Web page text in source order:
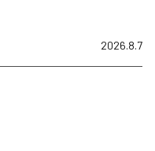
2026.8.7